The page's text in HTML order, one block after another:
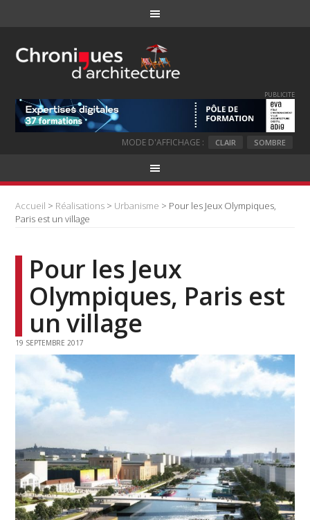
PUBLICITE
MODE D'AFFICHAGE : CLAIR SOMBRE
Accueil > Réalisations > Urbanisme > Pour les Jeux Olympiques,
Paris est un village
Pour les Jeux
Olympiques, Paris est
un village
19 SEPTEMBRE 2017